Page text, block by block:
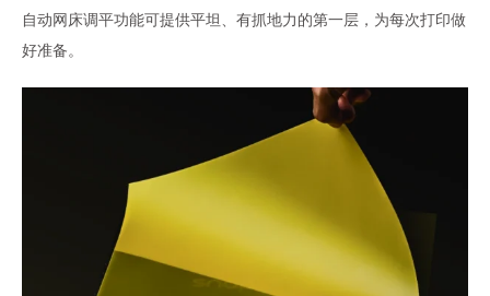
自动网床调平功能可提供平坦、有抓地力的第一层，为每次打印做
好准备。